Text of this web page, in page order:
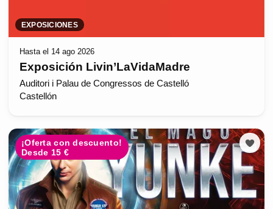
EXPOSICIONES
Hasta el 14 ago 2026
Exposición Livin’LaVidaMadre
Auditori i Palau de Congressos de Castelló
Castellón
¡Oferta con descuento!
Desde 15 €